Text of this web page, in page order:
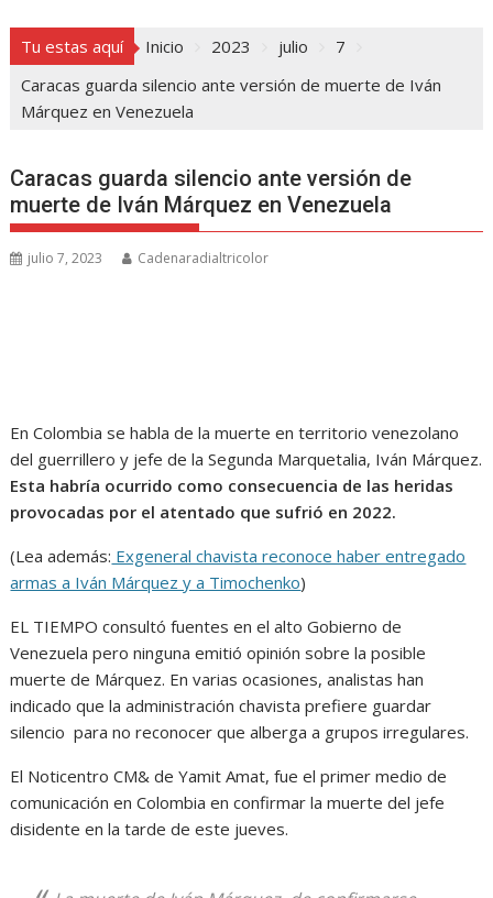
Tu estas aquí Inicio 2023 julio
7
Caracas guarda silencio ante versión de muerte de Iván
Márquez en Venezuela
Caracas guarda silencio ante versión de
muerte de Iván Márquez en Venezuela
julio 7, 2023 Cadenaradialtricolor
En Colombia se habla de la muerte en territorio venezolano
del guerrillero y jefe de la Segunda Marquetalia, Iván Márquez.
Esta habría ocurrido como consecuencia de las heridas
provocadas por el atentado que sufrió en 2022.
(Lea además: Exgeneral chavista reconoce haber entregado
armas a Iván Márquez y a Timochenko)
EL TIEMPO consultó fuentes en el alto Gobierno de
Venezuela pero ninguna emitió opinión sobre la posible
muerte de Márquez. En varias ocasiones, analistas han
indicado que la administración chavista prefiere guardar
silencio para no reconocer que alberga a grupos irregulares.
El Noticentro CM& de Yamit Amat, fue el primer medio de
comunicación en Colombia en confirmar la muerte del jefe
disidente en la tarde de este jueves.